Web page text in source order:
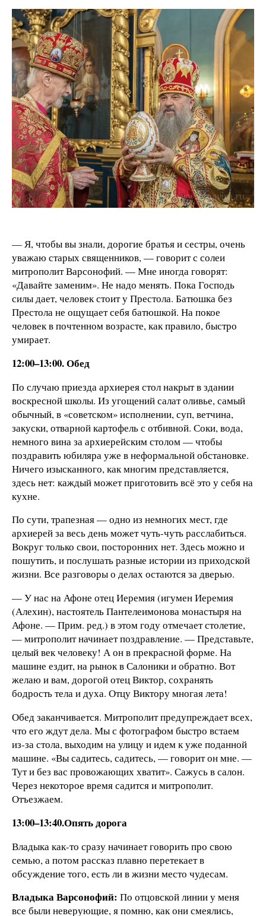
— Я, чтобы вы знали, дорогие братья и сестры, очень
уважаю старых священников, — говорит с солеи
митрополит Варсонофий. — Мне иногда говорят:
«Давайте заменим». Не надо менять. Пока Господь
силы дает, человек стоит у Престола. Батюшка без
Престола не ощущает себя батюшкой. На покое
человек в почтенном возрасте, как правило, быстро
умирает.
12:00–13:00. Обед
По случаю приезда архиерея стол накрыт в здании
воскресной школы. Из угощений салат оливье, самый
обычный, в «советском» исполнении, суп, ветчина,
закуски, отварной картофель с отбивной. Соки, вода,
немного вина за архиерейским столом — чтобы
поздравить юбиляра уже в неформальной обстановке.
Ничего изысканного, как многим представляется,
здесь нет: каждый может приготовить всё это у себя на
кухне.
По сути, трапезная — одно из немногих мест, где
архиерей за весь день может чуть-чуть расслабиться.
Вокруг только свои, посторонних нет. Здесь можно и
пошутить, и послушать разные истории из приходской
жизни. Все разговоры о делах остаются за дверью.
— У нас на Афоне отец Иеремия (игумен Иеремия
(Алехин), настоятель Пантелеимонова монастыря на
Афоне. — Прим. ред.) в этом году отмечает столетие,
— митрополит начинает поздравление. — Представьте,
целый век человеку! А он в прекрасной форме. На
машине ездит, на рынок в Салоники и обратно. Вот
желаю и вам, дорогой отец Виктор, сохранять
бодрость тела и духа. Отцу Виктору многая лета!
Обед заканчивается. Митрополит предупреждает всех,
что его ждут дела. Мы с фотографом быстро встаем
из-за стола, выходим на улицу и идем к уже поданной
машине. «Вы садитесь, садитесь, — говорит он мне. —
Тут и без вас провожающих хватит». Сажусь в салон.
Через некоторое время садится и митрополит.
Отъезжаем.
13:00–13:40.Опять дорога
Владыка как-то сразу начинает говорить про свою
семью, а потом рассказ плавно перетекает в
обсуждение того, есть ли в жизни место чудесам.
Владыка Варсонофий: По отцовской линии у меня
все были неверующие, я помню, как они смеялись,